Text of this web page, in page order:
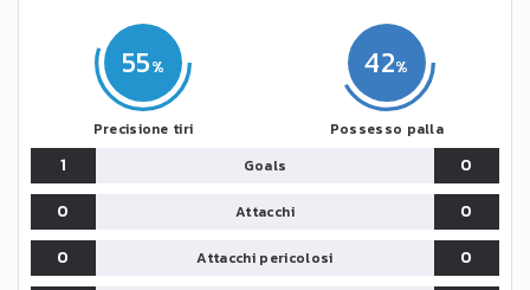
55
Precisione tiri
42
Possesso palla
1 Goals
0
0
Attacchi
0
0
Attacchi pericolosi
0